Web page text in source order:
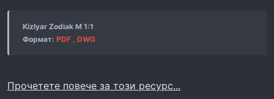
Kizlyar Zodiak M 1:1
Формат: PDF , DWG
Прочетете повече за този ресурс...